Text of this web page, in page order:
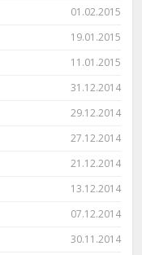
01.02.2015
19.01.2015
11.01.2015
31.12.2014
29.12.2014
27.12.2014
21.12.2014
13.12.2014
07.12.2014
30.11.2014